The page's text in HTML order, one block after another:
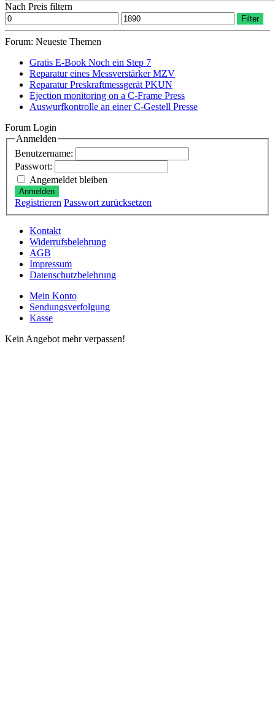
Nach Preis filtern
Min.
Preis
Max.
Preis
Filter
Forum: Neueste Themen
Gratis E-Book Noch ein Step 7
Reparatur eines Messverstärker MZV
Reparatur Preskraftmessgerät PKUN
Ejection monitoring on a C-Frame Press
Auswurfkontrolle an einer C-Gestell Presse
Forum Login
Anmelden
Benutzername:
Passwort:
Angemeldet bleiben
Anmelden
Registrieren Passwort zurücksetzen
Kontakt
Widerrufsbelehrung
AGB
Impressum
Datenschutzbelehrung
Mein Konto
Sendungsverfolgung
Kasse
Kein Angebot mehr verpassen!